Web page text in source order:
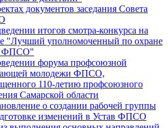
документов заседания Совета
итогов смотра-конкурса на
"Лучший уполномоченный по охране
ФПСО"
форума профсоюзной
молодежи ФПСО,
110-летию профсоюзного
Самарской области
о создании рабочей группы
изменений в Устав ФПСО